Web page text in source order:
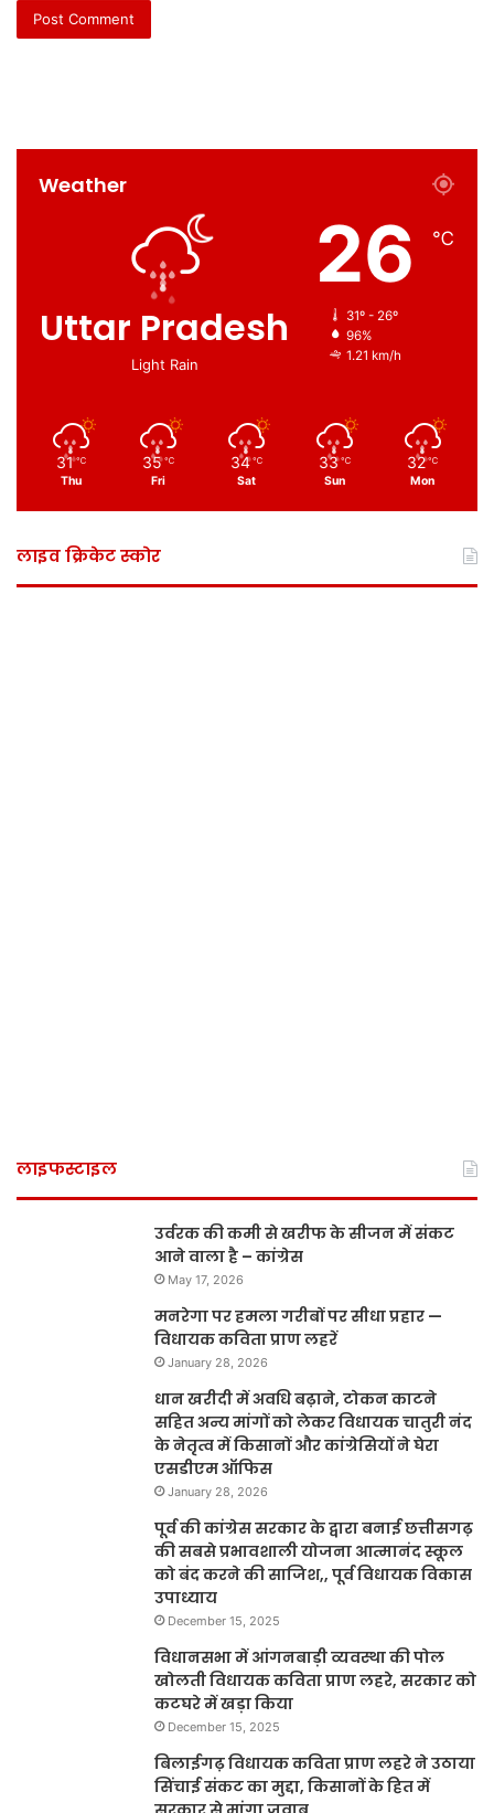
Weather
Uttar Pradesh
Light Rain
26 ℃
31º - 26º
96%
1.21 km/h
31 ℃
Thu
35 ℃
Fri
34 ℃
Sat
33 ℃
Sun
32 ℃
Mon
लाइव क्रिकेट स्कोर
लाइफस्टाइल
उर्वरक की कमी से खरीफ के सीजन में संकट
आने वाला है – कांग्रेस
May 17, 2026
मनरेगा पर हमला गरीबों पर सीधा प्रहार —
विधायक कविता प्राण लहरें
January 28, 2026
धान खरीदी में अवधि बढ़ाने, टोकन काटने
सहित अन्य मांगों को लेकर विधायक चातुरी नंद
के नेतृत्व में किसानों और कांग्रेसियों ने घेरा
एसडीएम ऑफिस
January 28, 2026
पूर्व की कांग्रेस सरकार के द्वारा बनाई छत्तीसगढ़
की सबसे प्रभावशाली योजना आत्मानंद स्कूल
को बंद करने की साजिश,, पूर्व विधायक विकास
उपाध्याय
December 15, 2025
विधानसभा में आंगनबाड़ी व्यवस्था की पोल
खोलती विधायक कविता प्राण लहरे, सरकार को
कटघरे में खड़ा किया
December 15, 2025
बिलाईगढ़ विधायक कविता प्राण लहरे ने उठाया
सिंचाई संकट का मुद्दा, किसानों के हित में